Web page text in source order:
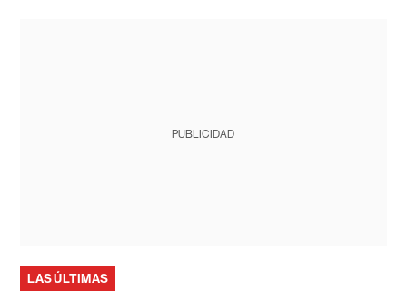
PUBLICIDAD
LAS ÚLTIMAS